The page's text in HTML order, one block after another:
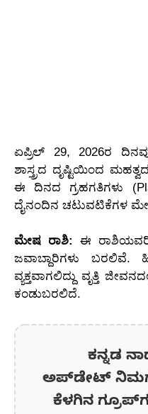
ಏಪ್ರಿಲ್ 29, 2026ರ ದಿನವು
ಶಾಸ್ತ್ರದ ದೃಷ್ಟಿಯಿಂದ
ಈ ದಿನದ ಗ್ರಹಗತಿಗಳು
ದೈನಂದಿನ ಚಟುವಟಿಕೆಗಳ
ಮೇಷ ರಾಶಿ:
ಈ
ಜವಾಬ್ದಾರಿಗಳು
ವ್ಯಕ್ತವಾಗಲಿದ್ದು ವೃತ್ತಿ
ಕಂಡುಬರಲಿದೆ.
ಕನ್ನಡ
ಅಪ್‌ಡೇಟ್‌
ಕೆಳಗಿನ